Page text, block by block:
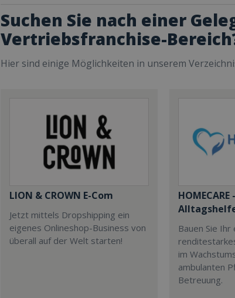
Suchen Sie nach einer
Vertriebsfranchise-
Hier sind einige Möglichkeiten in unserem
LION & CROWN E-Com
Jetzt mittels Dropshipping ein
eigenes Onlineshop-Business von
überall auf der Welt starten!
HOMECARE
Bauen Sie Ihr
im
ambulanten
Betreuung.